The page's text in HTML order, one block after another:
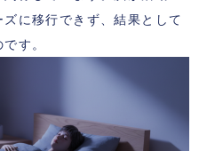
に移行できず、結果として
す。